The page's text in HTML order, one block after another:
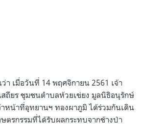
า เมื่อวันที่ 14 พฤศจิกายน 2561 เจ้า
ถียร ชุมชนตำบลห้วยเข่ยง มูลนิธิอนุรักษ์
หน้าที่อุทยานฯ ทองผาภูมิ ได้ร่วมกันเดิน
ตรกรรมที่ได้รับผลกระทบจากช้างป่า